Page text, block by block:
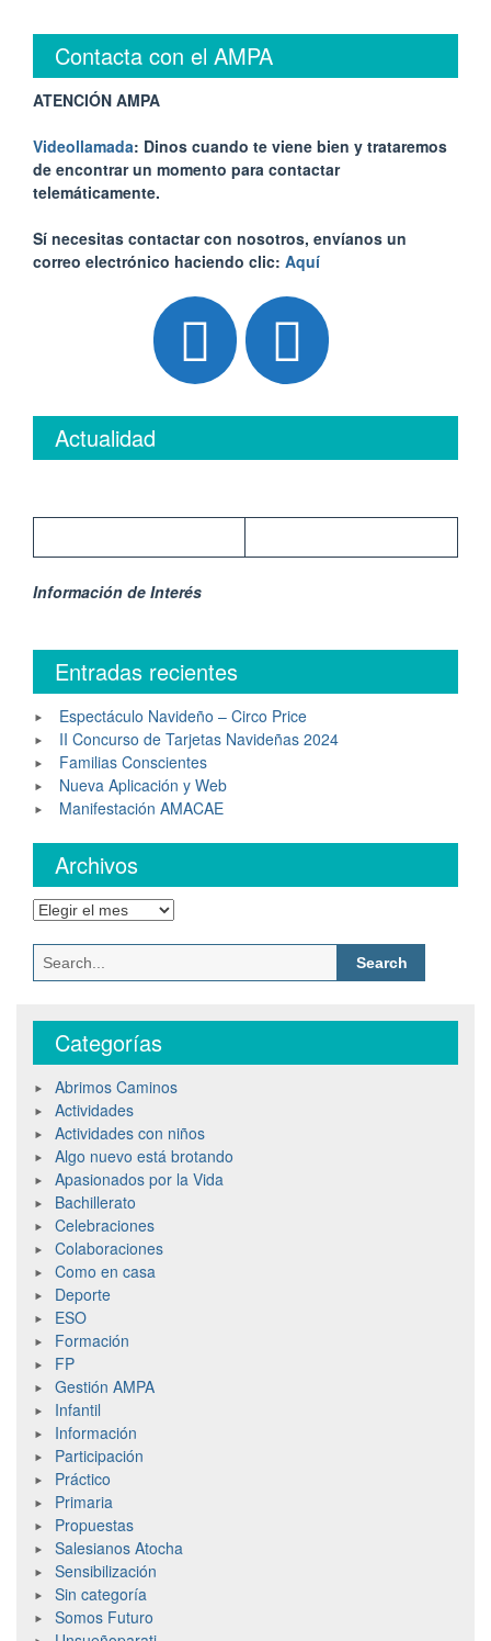
Contacta con el AMPA
ATENCIÓN AMPA
Videollamada: Dinos cuando te viene bien y trataremos
de encontrar un momento para contactar
telemáticamente.
Sí necesitas contactar con nosotros, envíanos un
correo electrónico haciendo clic: Aquí
Actualidad
Información de Interés
Entradas recientes
Espectáculo Navideño – Circo Price
II Concurso de Tarjetas Navideñas 2024
Familias Conscientes
Nueva Aplicación y Web
Manifestación AMACAE
Archivos
Archivos
Search
for:
Categorías
Abrimos Caminos
Actividades
Actividades con niños
Algo nuevo está brotando
Apasionados por la Vida
Bachillerato
Celebraciones
Colaboraciones
Como en casa
Deporte
ESO
Formación
FP
Gestión AMPA
Infantil
Información
Participación
Práctico
Primaria
Propuestas
Salesianos Atocha
Sensibilización
Sin categoría
Somos Futuro